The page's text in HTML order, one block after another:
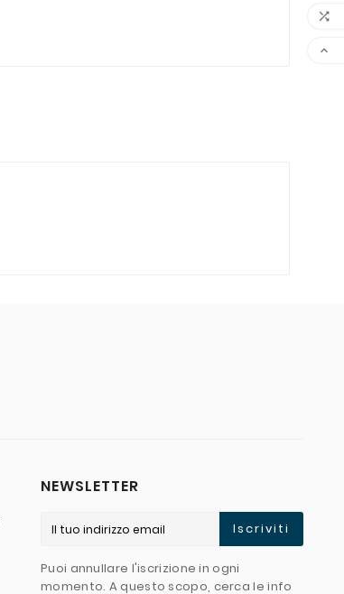
NEWSLETTER
Iscriviti
Puoi annullare l'iscrizione in ogni
momento. A questo scopo, cerca le info

